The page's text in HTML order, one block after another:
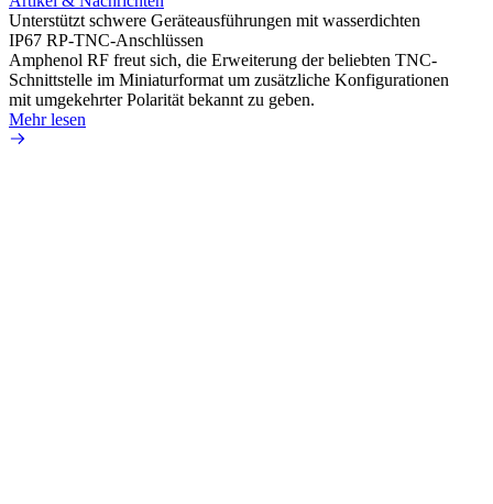
Unterstützt schwere Geräteausführungen mit wasserdichten
IP67 RP-TNC-Anschlüssen
Amphenol RF freut sich, die Erweiterung der beliebten TNC-
Schnittstelle im Miniaturformat um zusätzliche Konfigurationen
mit umgekehrter Polarität bekannt zu geben.
Mehr lesen